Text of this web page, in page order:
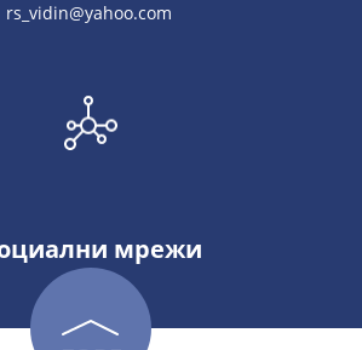
rs_vidin@yahoo.com
мрежи